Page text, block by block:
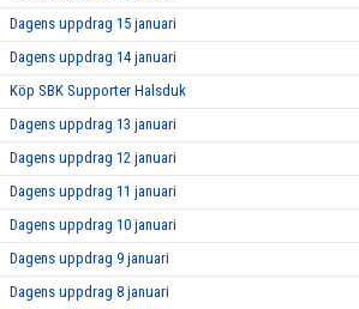
Dagens uppdrag 15 januari
Dagens uppdrag 14 januari
Köp SBK Supporter Halsduk
Dagens uppdrag 13 januari
Dagens uppdrag 12 januari
Dagens uppdrag 11 januari
Dagens uppdrag 10 januari
Dagens uppdrag 9 januari
Dagens uppdrag 8 januari